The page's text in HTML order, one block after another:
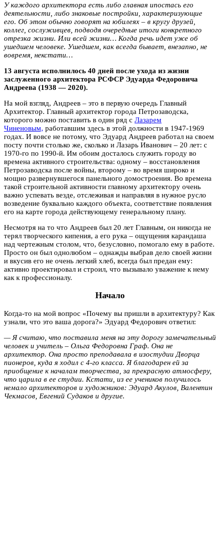
У каждого архитектора есть либо главная ипостась его
деятельности, либо знаковые постройки, характеризующие
его. Об этом обычно говорят на юбилеях – в кругу друзей,
коллег, сослуживцев, подводя очередные итоги конкретного
отрезка жизни. Или всей жизни… Когда речь идет уже об
ушедшем человеке. Ушедшем, как всегда бывает, внезапно, не
вовремя, некстати…
13 августа исполнилось 40 дней после ухода из жизни
заслуженного архитектора РСФСР Эдуарда Федоровича
Андреева (1938 — 2020).
На мой взгляд, Андреев – это в первую очередь Главный
Архитектор. Главный архитектор города Петрозаводска,
которого можно поставить в один ряд с Лазарем
Чиненовым, работавшим здесь в этой должности в 1947-1969
годах. И вовсе не потому, что Эдуард Андреев работал на своем
посту почти столько же, сколько и Лазарь Иванович – 20 лет: с
1970-го по 1990-й. Им обоим досталось служить городу во
времена активного строительства: одному – восстановления
Петрозаводска после войны, второму – во время широко и
мощно развернувшегося панельного домостроения. Во времена
такой строительной активности главному архитектору очень
важно успевать везде, отслеживая и направляя в нужное русло
возведение буквально каждого объекта, соответствие появления
его на карте города действующему генеральному плану.
Несмотря на то что Андреев был 20 лет Главным, он никогда не
терял творческого кипения, а его рука – ощущения карандаша
над чертежным столом, что, безусловно, помогало ему в работе.
Просто он был однолюбом – однажды выбрав дело своей жизни
и вкусив его не очень легкий хлеб, всегда был предан ему:
активно проектировал и строил, что вызывало уважение к нему
как к профессионалу.
Начало
Когда-то на мой вопрос «Почему вы пришли в архитектуру? Как
узнали, что это ваша дорога?» Эдуард Федорович ответил:
— Я считаю, что поставила меня на эту дорогу замечательный
человек и учитель – Ольга Федоровна Граф. Она не
архитектор. Она просто преподавала в изостудии Дворца
пионеров, куда я ходил с 4-го класса. Я благодарен ей за
приобщение к началам творчества, за прекрасную атмосферу,
что царила в ее студии. Кстати, из ее учеников получилось
немало архитекторов и художников: Эдуард Акулов, Валентин
Чекмасов, Евгений Судаков и другие.